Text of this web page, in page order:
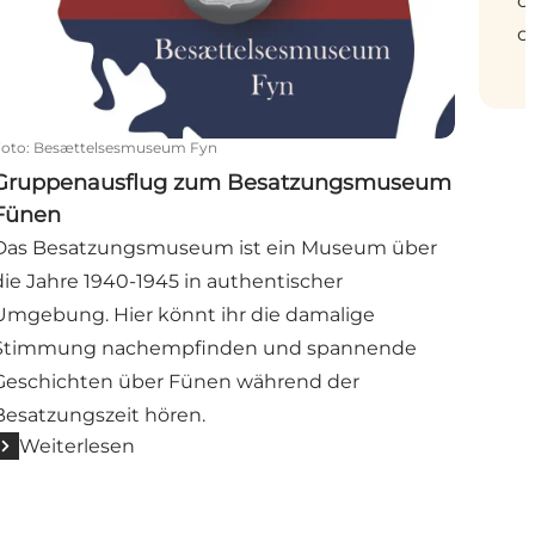
: Besættelsesmuseum Fyn
zum Besatzungsmuseum
Besatzungsmuseum ist ein Museum über
Jahre 1940-1945 in authentischer
Hier könnt ihr die damalige
nachempfinden und spannende
über Fünen während der
hören.
Weiterlesen